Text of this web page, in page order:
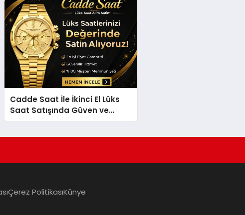
Cadde Saat İle İkinci El Lüks
Saat Satışında Güven ve
Doğru Değerleme
Çerez PolitikasıKünye